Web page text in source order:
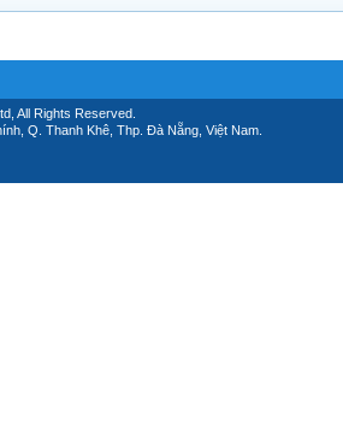
All Rights Reserved.
Q. Thanh Khê, Thp. Đà Nẵng, Việt Nam.